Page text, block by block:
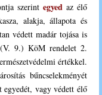
szerintegyedaz élő
alakja, állapota és
védett madár tojása is
9.) KöM rendelet 2.
értékkel.
bűncselekményét
vagy védett élő